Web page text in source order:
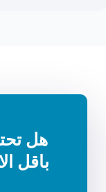
هل
باقل